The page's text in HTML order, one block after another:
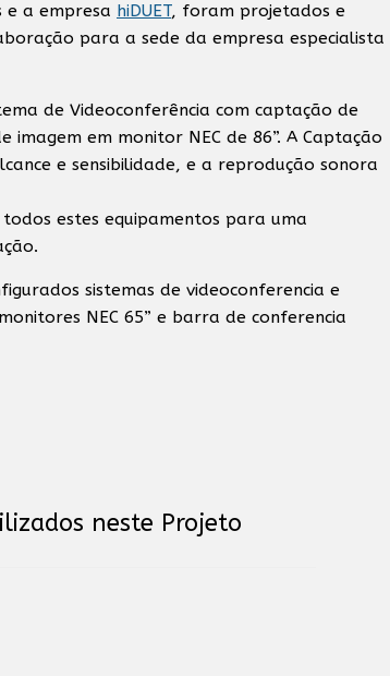
e a empresa hiDUET, foram projetados e
para a sede da empresa especialista
de Videoconferência com captação de
em monitor NEC de 86”. A Captação
e sensibilidade, e a reprodução sonora
estes equipamentos para uma
sistemas de videoconferencia e
NEC 65” e barra de conferencia
neste Projeto